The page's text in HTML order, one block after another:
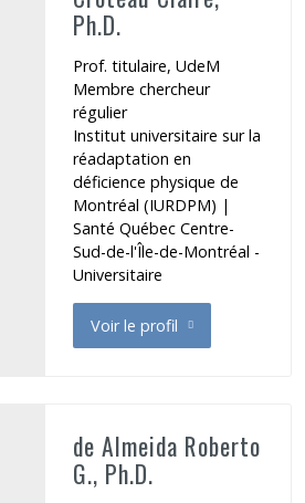
Ph.D.
Prof. titulaire, UdeM
Membre chercheur
régulier
Institut universitaire sur la
réadaptation en
déficience physique de
Montréal (IURDPM) |
Santé Québec Centre-
Sud-de-l'Île-de-Montréal -
Universitaire
Voir le profil
de Croteau Claire
de Almeida Roberto
G., Ph.D.